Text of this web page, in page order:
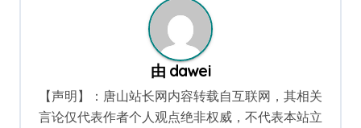
由 dawei
【声明】：唐山站长网内容转载自互联网，其相关
言论仅代表作者个人观点绝非权威，不代表本站立